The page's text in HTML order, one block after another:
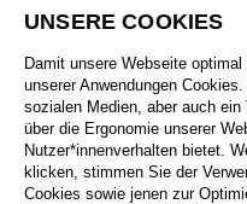
UNSERE COOKIES
Damit unsere Webseite
unserer Anwendungen
sozialen Medien, aber auch
über die Ergonomie unserer
Nutzer*innenverhalten bietet.
klicken, stimmen Sie der
Cookies sowie jenen zur